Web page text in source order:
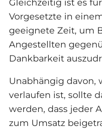
Vorgesetzte in
geeignete Zeit, um
Angestellten
Dankbarkeit
Unabhängig davon,
verlaufen ist, sollte
werden, dass jeder
zum Umsatz